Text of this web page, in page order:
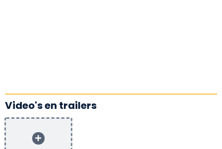
Video's en trailers